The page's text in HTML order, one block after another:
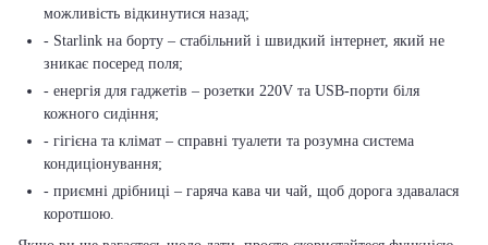
можливість відкинутися назад;
- Starlink на борту – стабільний і швидкий інтернет, який не
зникає посеред поля;
- енергія для гаджетів – розетки 220V та USB-порти біля
кожного сидіння;
- гігієна та клімат – справні туалети та розумна система
кондиціонування;
- приємні дрібниці – гаряча кава чи чай, щоб дорога здавалася
коротшою.